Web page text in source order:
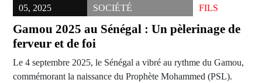
05, 2025
SOCIÉTÉ
FILS
Gamou 2025 au Sénégal : Un pèlerinage de
ferveur et de foi
Le 4 septembre 2025, le Sénégal a vibré au rythme du Gamou,
commémorant la naissance du Prophète Mohammed (PSL).